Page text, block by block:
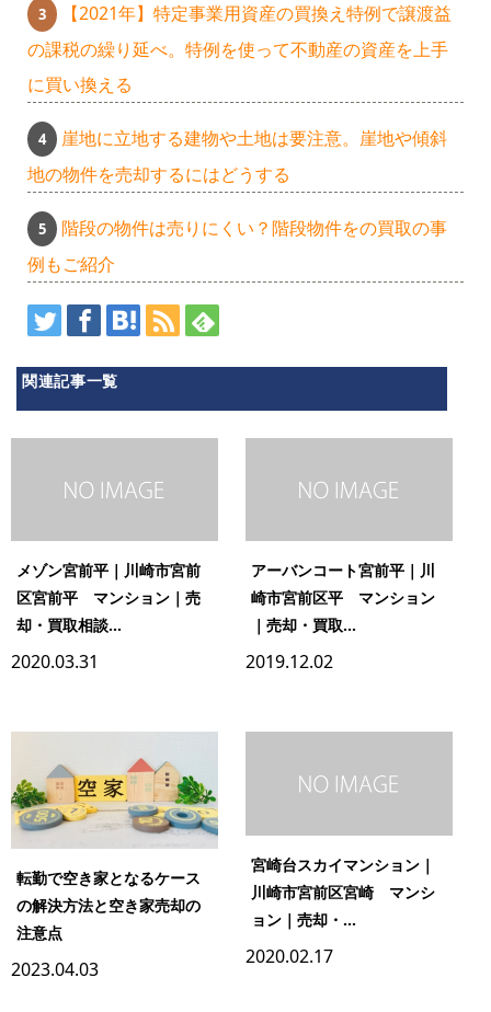
【2021年】特定事業用資産の買換え特例で譲渡益
の課税の繰り延べ。特例を使って不動産の資産を上手
に買い換える
崖地に立地する建物や土地は要注意。崖地や傾斜
地の物件を売却するにはどうする
階段の物件は売りにくい？階段物件をの買取の事
例もご紹介
関連記事一覧
メゾン宮前平｜川崎市宮前
区宮前平 マンション｜売
却・買取相談...
2020.03.31
アーバンコート宮前平｜川
崎市宮前区平 マンション
｜売却・買取...
2019.12.02
転勤で空き家となるケース
の解決方法と空き家売却の
注意点
2023.04.03
宮崎台スカイマンション｜
川崎市宮前区宮崎 マンシ
ョン｜売却・...
2020.02.17